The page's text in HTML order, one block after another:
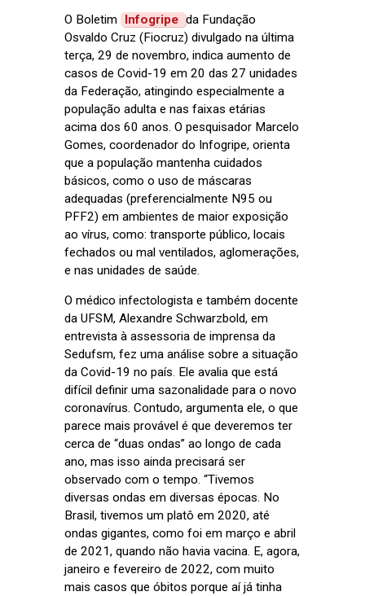
O Boletim Infogripe da Fundação
Osvaldo Cruz (Fiocruz) divulgado na última
terça, 29 de novembro, indica aumento de
casos de Covid-19 em 20 das 27 unidades
da Federação, atingindo especialmente a
população adulta e nas faixas etárias
acima dos 60 anos. O pesquisador Marcelo
Gomes, coordenador do Infogripe, orienta
que a população mantenha cuidados
básicos, como o uso de máscaras
adequadas (preferencialmente N95 ou
PFF2) em ambientes de maior exposição
ao vírus, como: transporte público, locais
fechados ou mal ventilados, aglomerações,
e nas unidades de saúde.
O médico infectologista e também docente
da UFSM, Alexandre Schwarzbold, em
entrevista à assessoria de imprensa da
Sedufsm, fez uma análise sobre a situação
da Covid-19 no país. Ele avalia que está
difícil definir uma sazonalidade para o novo
coronavírus. Contudo, argumenta ele, o que
parece mais provável é que deveremos ter
cerca de “duas ondas” ao longo de cada
ano, mas isso ainda precisará ser
observado com o tempo. “Tivemos
diversas ondas em diversas épocas. No
Brasil, tivemos um platô em 2020, até
ondas gigantes, como foi em março e abril
de 2021, quando não havia vacina. E, agora,
janeiro e fevereiro de 2022, com muito
mais casos que óbitos porque aí já tinha